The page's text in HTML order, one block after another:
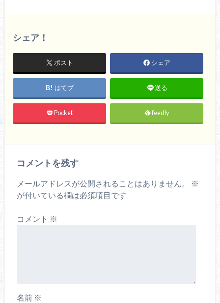
シェア！
ポスト シェア
はてブ 送る
Pocket feedly
コメントを残す
メールアドレスが公開されることはありません。
※
が付いている欄は必須項目です
コメント ※
名前 ※